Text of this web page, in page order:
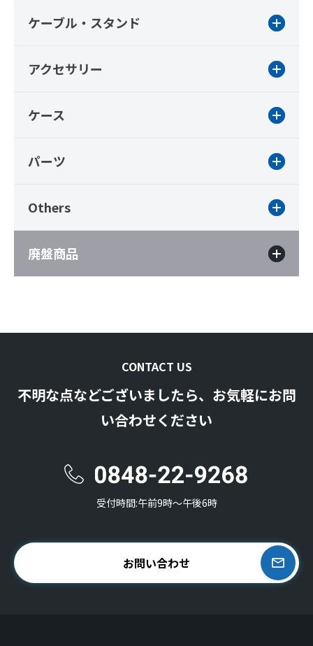
ケーブル・スタンド
アクセサリー
ケース
パーツ
Others
廃盤商品
CONTACT US
不明な点などございましたら、お気軽にお問
い合わせください
受付時間:午前9時〜午後6時
お問い合わせ